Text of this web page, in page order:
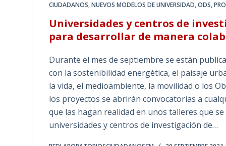
CIUDADANOS,NUEVOS MODELOS DE UNIVERSIDAD,ODS,
Universidades y centros de
para desarrollar de manera
Durante el mes de septiembre se están
con la sostenibilidad energética, el paisaje
la vida, el medioambiente, la movilidad o los
los proyectos se abrirán convocatorias a
que las hagan realidad en unos talleres que
universidades y centros de investigación de…